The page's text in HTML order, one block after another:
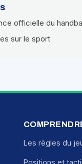
officielle du
sur le sport
Les règles du